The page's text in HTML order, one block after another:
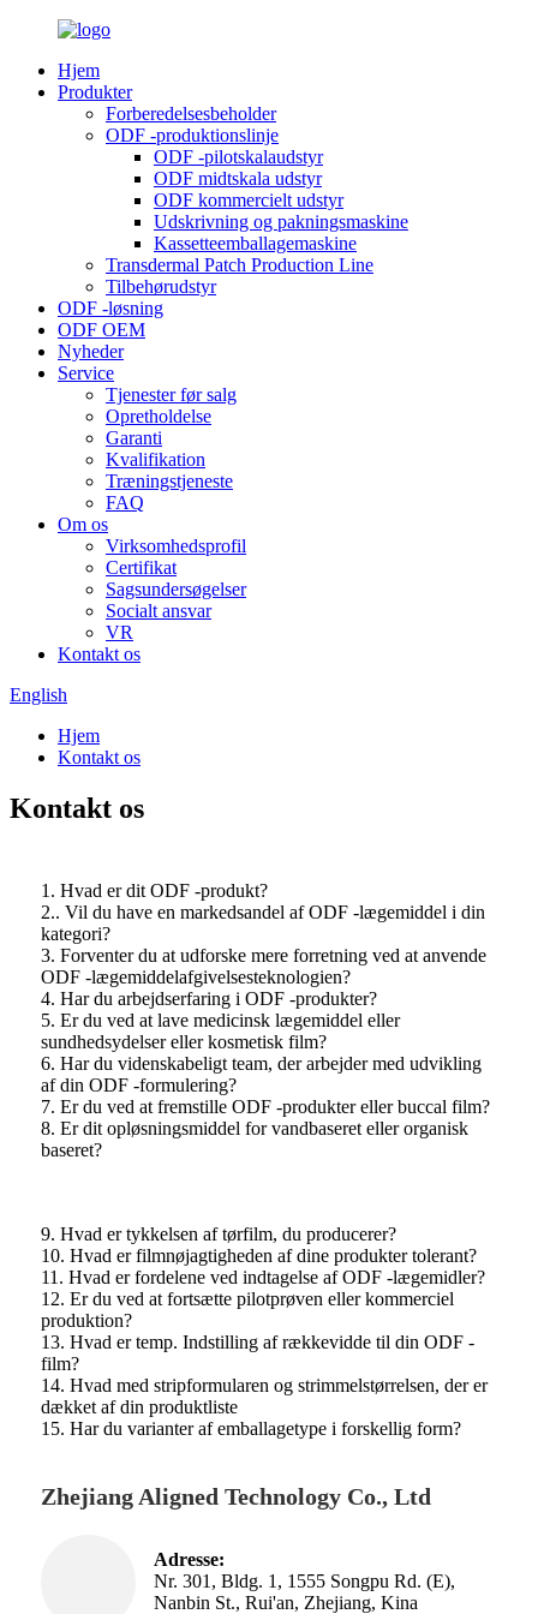
Hjem
Produkter
Forberedelsesbeholder
ODF -produktionslinje
ODF -pilotskalaudstyr
ODF midtskala udstyr
ODF kommercielt udstyr
Udskrivning og pakningsmaskine
Kassetteemballagemaskine
Transdermal Patch Production Line
Tilbehørudstyr
ODF -løsning
ODF OEM
Nyheder
Service
Tjenester før salg
Opretholdelse
Garanti
Kvalifikation
Træningstjeneste
FAQ
Om os
Virksomhedsprofil
Certifikat
Sagsundersøgelser
Socialt ansvar
VR
Kontakt os
English
Hjem
Kontakt os
Kontakt os
1. Hvad er dit ODF -produkt?
2.. Vil du have en markedsandel af ODF -lægemiddel i din
kategori?
3. Forventer du at udforske mere forretning ved at anvende
ODF -lægemiddelafgivelsesteknologien?
4. Har du arbejdserfaring i ODF -produkter?
5. Er du ved at lave medicinsk lægemiddel eller
sundhedsydelser eller kosmetisk film?
6. Har du videnskabeligt team, der arbejder med udvikling
af din ODF -formulering?
7. Er du ved at fremstille ODF -produkter eller buccal film?
8. Er dit opløsningsmiddel for vandbaseret eller organisk
baseret?
9. Hvad er tykkelsen af ​​tørfilm, du producerer?
10. Hvad er filmnøjagtigheden af ​​dine produkter tolerant?
11. Hvad er fordelene ved indtagelse af ODF -lægemidler?
12. Er du ved at fortsætte pilotprøven eller kommerciel
produktion?
13. Hvad er temp. Indstilling af rækkevidde til din ODF -
film?
14. Hvad med stripformularen og strimmelstørrelsen, der er
dækket af din produktliste
15. Har du varianter af emballagetype i forskellig form?
Zhejiang Aligned Technology Co., Ltd
Adresse:
Nr. 301, Bldg. 1, 1555 Songpu Rd. (E),
Nanbin St., Rui'an, Zhejiang, Kina